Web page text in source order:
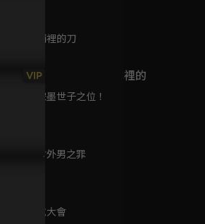
第11集 劍鞘裡的刀
第12集 廢宋墨世子之位！
第13集 夜會外男之罪
第14集 比試大會
VIP
念念眷村：文學裡的
眷村故事
CHOCO職劇場